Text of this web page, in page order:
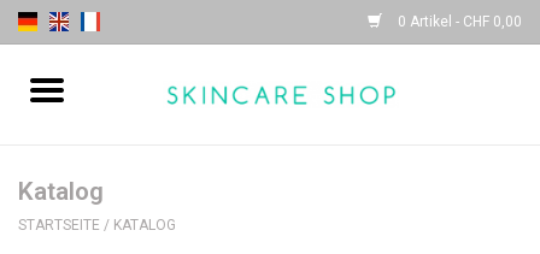
0 Artikel - CHF 0,00
| Sothys |
Katalog
STARTSEITE / KATALOG